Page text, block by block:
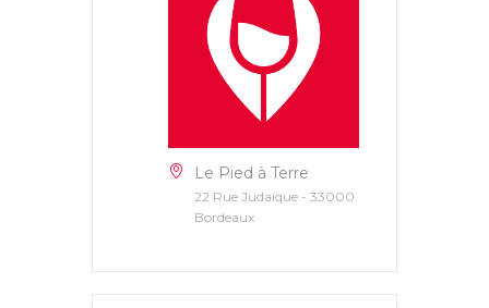
Le Pied à Terre
22 Rue Judaïque - 33000
Bordeaux